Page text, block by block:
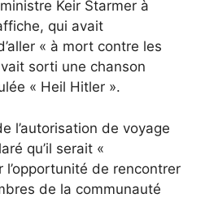
Keir Starmer à
qui avait
« à mort contre les
sorti une chanson
« Heil Hitler ».
l’autorisation de voyage
qu’il serait «
l’opportunité de rencontrer
de la communauté